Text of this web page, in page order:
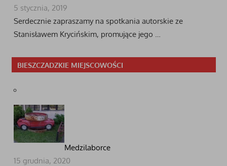
5 stycznia, 2019
Serdecznie zapraszamy na spotkania autorskie ze
Stanisławem Krycińskim, promujące jego …
BIESZCZADZKIE MIEJSCOWOŚCI
Medzilaborce
15 grudnia, 2020